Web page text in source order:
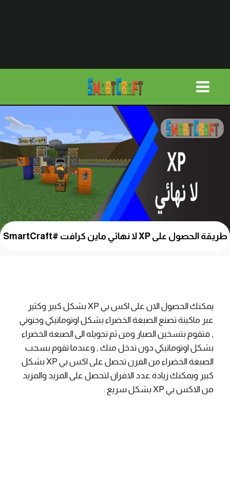
طريقة الحصول على XP لا نهائي ماين كرافت #SmartCraft
يمكنك الحصول الان على اكس بي XP بشكل كبير وكثير
عبر ماكينة تصنع الصبغة الخضراء بشكل اوتوماتيكي وجنوني
, فتقوم بتسخين الصبار ومن ثم تحويله الى الصبغة الخضراء
بشكل اوتوماتيكي دون تدخل منك , وعندما تقوم بسحب
الصبغة الخضراء من الفرن تحصل على اكس بي XP بشكل
كبير ويمكنك زيادة عدد الافران لتحصل على المزيد والمزيد
من الاكس بي XP بشكل سريع .